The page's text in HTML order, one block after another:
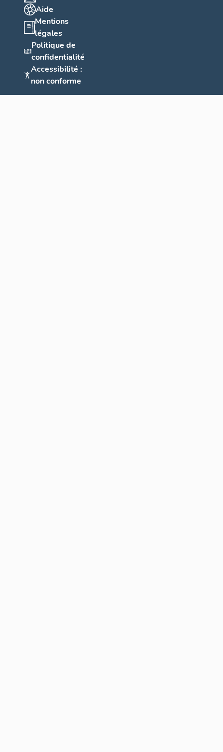
Aide
Mentions
légales
Politique de
confidentialité
Accessibilité :
non conforme